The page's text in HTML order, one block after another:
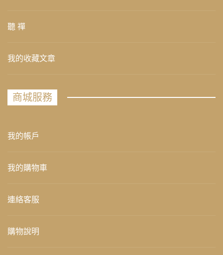
聽 禪
我的收藏文章
商城服務
我的帳戶
我的購物車
連絡客服
購物說明